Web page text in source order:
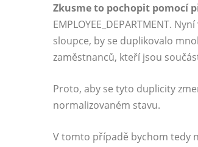
Zkusme to pochopit pomocí
EMPLOYEE_DEPARTMENT.
sloupce, by se duplikovalo
zaměstnanců, kteří jsou
Proto, aby se tyto duplicity
normalizovaném stavu.
V tomto případě bychom tedy